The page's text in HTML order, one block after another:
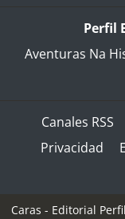
Perfil
Aventuras Na
Canales RSS
Privacidad
Caras - Editorial